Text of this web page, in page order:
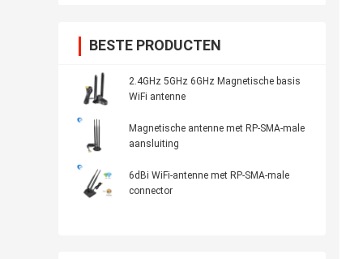
BESTE PRODUCTEN
2.4GHz 5GHz 6GHz Magnetische basis
WiFi antenne
Magnetische antenne met RP-SMA-male
aansluiting
6dBi WiFi-antenne met RP-SMA-male
connector